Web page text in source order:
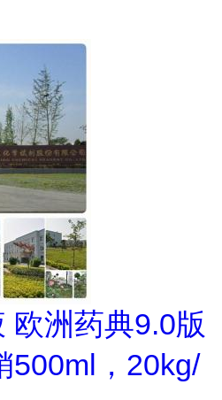
欧洲药典9.0版
500ml，20kg/